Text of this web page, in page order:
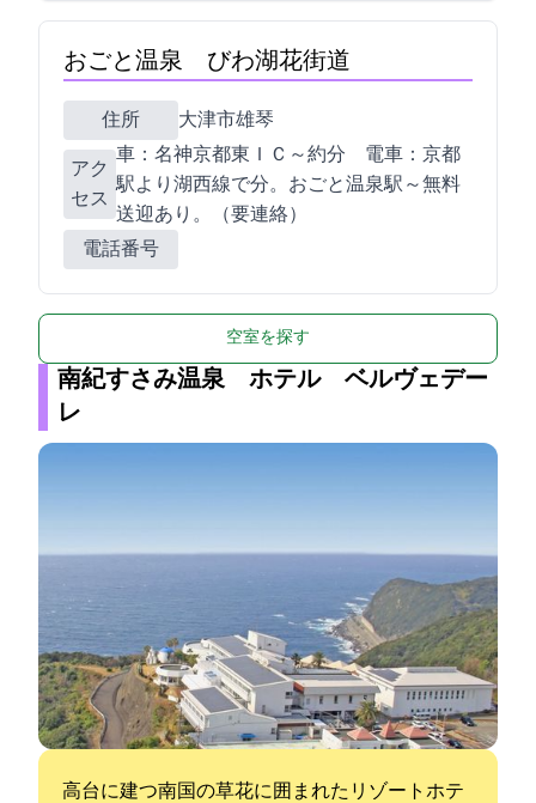
おごと温泉 びわ湖花街道
住所 大津市雄琴1-1-3
アク
セス
車：名神京都東ＩＣ～約20分 電車：京都
駅よりJR湖西線で20分。おごと温泉駅～無料
送迎あり。（要連絡）
電話番号
空室を探す
南紀すさみ温泉 ホテル ベルヴェデー
レ
高台に建つ南国の草花に囲まれたリゾートホテ